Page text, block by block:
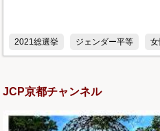
2021総選挙 ジェンダー平等
JCP京都チャンネル